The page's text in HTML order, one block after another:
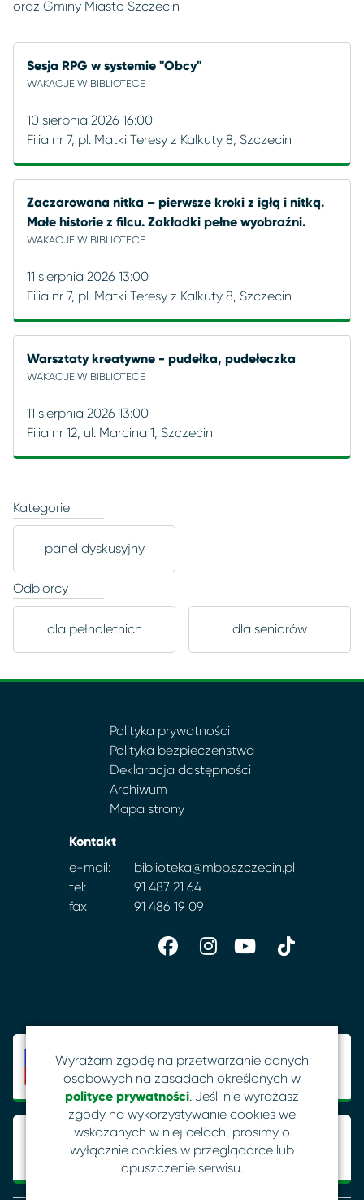
oraz Gminy Miasto Szczecin
Sesja RPG w systemie "Obcy"
WAKACJE W BIBLIOTECE
10 sierpnia 2026 16:00
Filia nr 7, pl. Matki Teresy z Kalkuty 8, Szczecin
Zaczarowana nitka – pierwsze kroki z igłą i nitką.
Małe historie z filcu. Zakładki pełne wyobraźni.
WAKACJE W BIBLIOTECE
11 sierpnia 2026 13:00
Filia nr 7, pl. Matki Teresy z Kalkuty 8, Szczecin
Warsztaty kreatywne - pudełka, pudełeczka
WAKACJE W BIBLIOTECE
11 sierpnia 2026 13:00
Filia nr 12, ul. Marcina 1, Szczecin
Kategorie
panel dyskusyjny
Odbiorcy
dla pełnoletnich dla seniorów
Polityka prywatności
Polityka bezpieczeństwa
Deklaracja dostępności
Archiwum
Mapa strony
Kontakt
e-mail:
biblioteka@mbp.szczecin.pl
tel:
91 487 21 64
fax
91 486 19 09
Wyrażam zgodę na przetwarzanie danych
osobowych na zasadach określonych w
polityce prywatności. Jeśli nie wyrażasz
zgody na wykorzystywanie cookies we
wskazanych w niej celach, prosimy o
wyłącznie cookies w przeglądarce lub
opuszczenie serwisu.